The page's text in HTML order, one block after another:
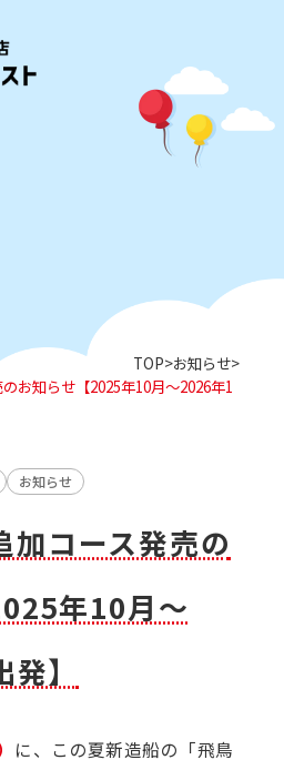
TOP お知らせ
お知らせ【2025年10月～2026年1
お知らせ
加コース発売の
年10月～
】
に、この夏新造船の「飛鳥